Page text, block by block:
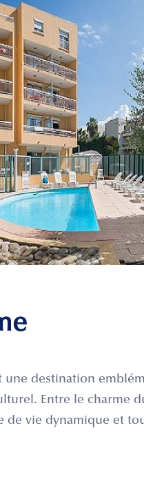
une destination
Entre le charme
de vie dynamique et